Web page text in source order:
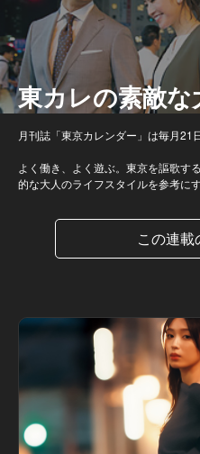
東カレの素敵
月刊誌「東京カレンダー」は毎月21
よく働き、よく遊ぶ。東京を謳歌す
的な大人のライフスタイルを参考に
この連載